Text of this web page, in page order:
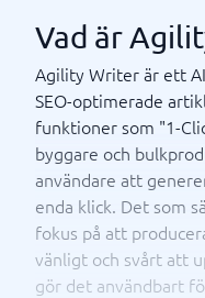
Vad är
Agility Writer är ett
SEO-optimerade
funktioner som "1-
byggare och
användare att
enda klick. Det som
fokus på att
vänligt och svårt att
gör det användbart